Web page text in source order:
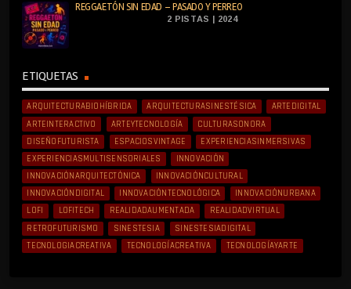
REGGAETÓN SIN EDAD – PASADO Y PERREO
2 PISTAS | 2024
ETIQUETAS
ARQUITECTURABIOHÍBRIDA ARQUITECTURASINESTÉSICA
ARTEDIGITAL
ARTEINTERACTIVO
ARTEYTECNOLOGÍA
CULTURASONORA
DISEÑOFUTURISTA
ESPACIOSVINTAGE
EXPERIENCIASINMERSIVAS
EXPERIENCIASMULTISENSORIALES
INNOVACIÓN
INNOVACIÓNARQUITECTÓNICA
INNOVACIÓNCULTURAL
INNOVACIÓNDIGITAL
INNOVACIÓNTECNOLÓGICA
INNOVACIÓNURBANA
LOFI
LOFITECH REALIDADAUMENTADA
REALIDADVIRTUAL
RETROFUTURISMO
SINESTESIA
SINESTESIADIGITAL
TECNOLOGIACREATIVA
TECNOLOGÍACREATIVA TECNOLOGÍAYARTE